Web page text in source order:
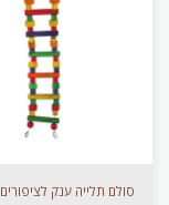
סולם תלייה ענק לציפורים